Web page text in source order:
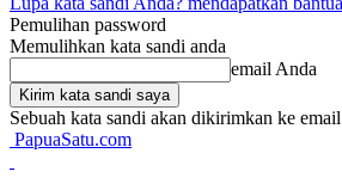
Pemulihan password
Memulihkan kata sandi anda
email Anda
Sebuah kata sandi akan dikirimkan ke
PapuaSatu.com